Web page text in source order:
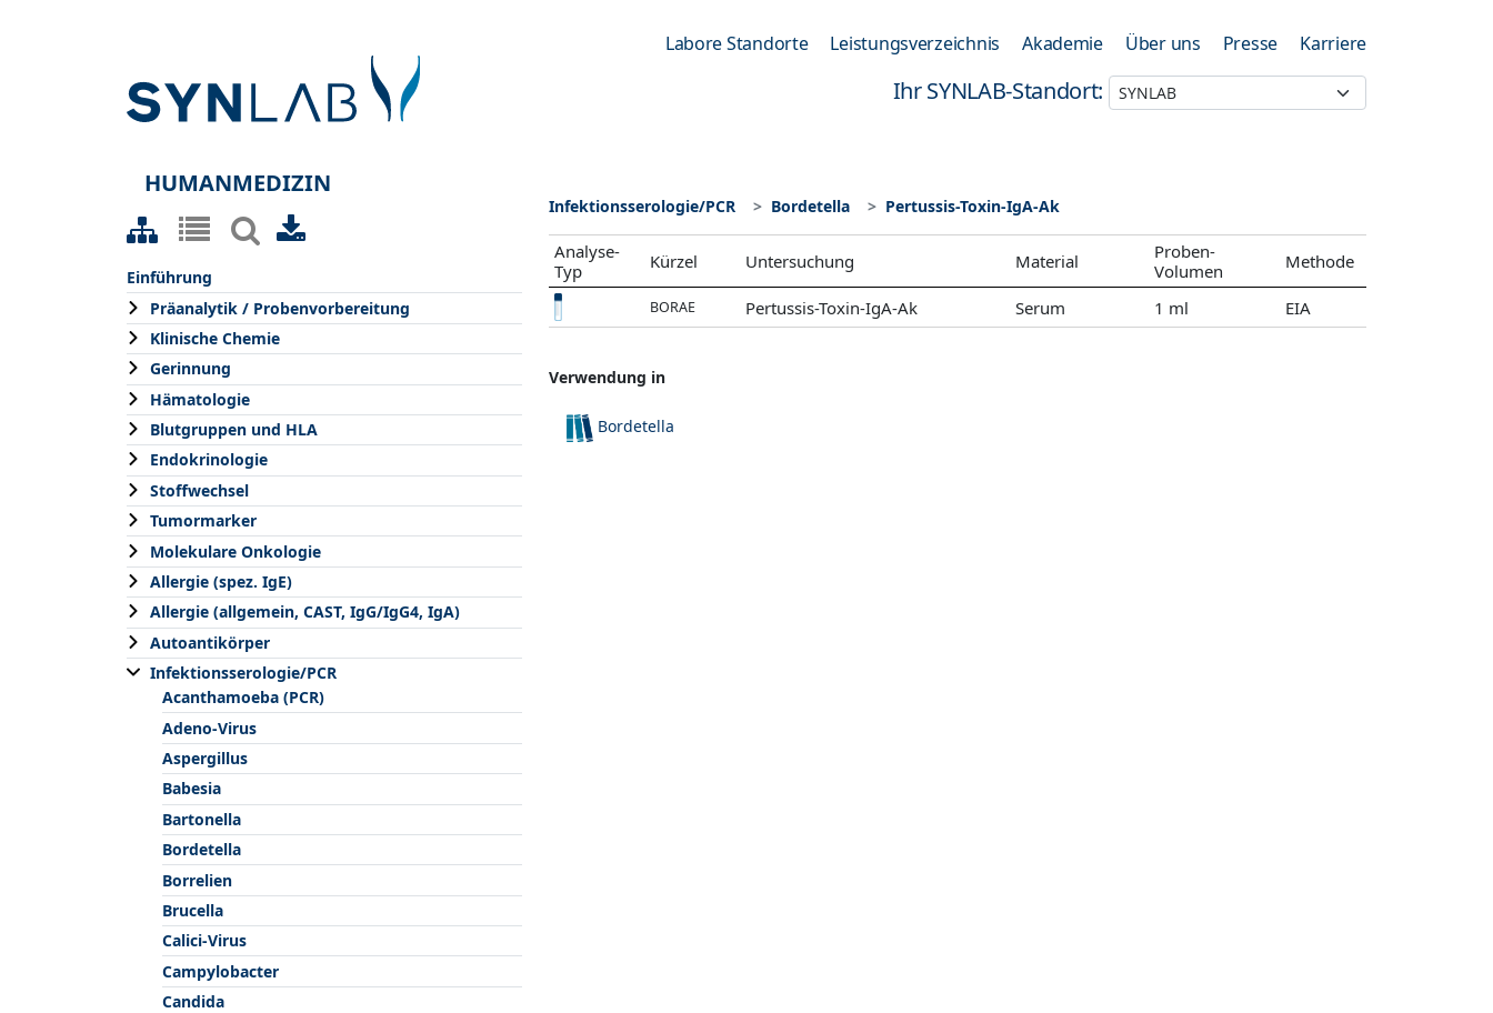
Labore Standorte Leistungsverzeichnis Akademie Über uns Presse Karriere
Ihr SYNLAB-Standort:
HUMANMEDIZIN
Einführung
Präanalytik / Probenvorbereitung
Klinische Chemie
Gerinnung
Hämatologie
Blutgruppen und HLA
Endokrinologie
Stoffwechsel
Tumormarker
Molekulare Onkologie
Allergie (spez. IgE)
Allergie (allgemein, CAST, IgG/IgG4, IgA)
Autoantikörper
Infektionsserologie/PCR
Acanthamoeba (PCR)
Adeno-Virus
Aspergillus
Babesia
Bartonella
Bordetella
Borrelien
Brucella
Calici-Virus
Campylobacter
Candida
Infektionsserologie/PCR Bordetella Pertussis-Toxin-IgA-Ak
Analyse-
Typ
Kürzel Untersuchung Material
Proben-
Volumen
Methode
BORAE Pertussis-Toxin-IgA-Ak Serum 1 ml EIA
Verwendung in
Bordetella